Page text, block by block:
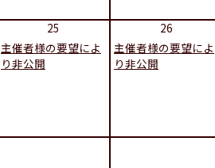
25
主催者様の要望によ
り非公開
26
主催者様の要望によ
り非公開